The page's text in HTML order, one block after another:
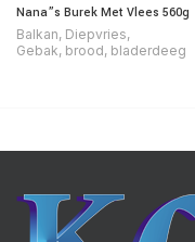
Nana”s Burek Met Vlees 560g
Balkan, Diepvries,
Gebak, brood, bladerdeeg